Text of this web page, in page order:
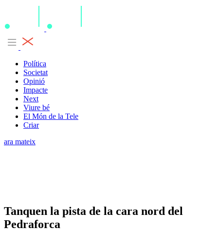
Política
Societat
Opinió
Impacte
Next
Viure bé
El Món de la Tele
Criar
ara mateix
Tanquen la pista de la cara nord del
Pedraforca